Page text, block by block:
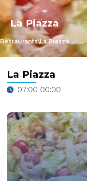
La Piazza
Restaurants\La Piazza
La Piazza
07:00-00:00